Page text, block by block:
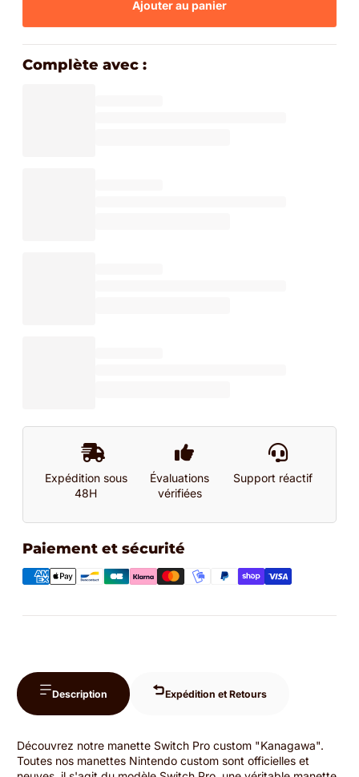
Ajouter au panier
Complète avec :
Expédition sous
48H
Évaluations
vérifiées
Support réactif
Paiement et sécurité
Description Expédition et Retours
Découvrez notre manette Switch Pro custom "Kanagawa".
Toutes nos manettes Nintendo custom sont officielles et